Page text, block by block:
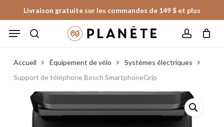
to
main
Livraison gratuite sur les commandes de 149 $ et plus
Menu
Fermer
le
panier
Accueil Équipement de vélo
Systèmes électriques
Support de téléphone Bosch SmartphoneGrip